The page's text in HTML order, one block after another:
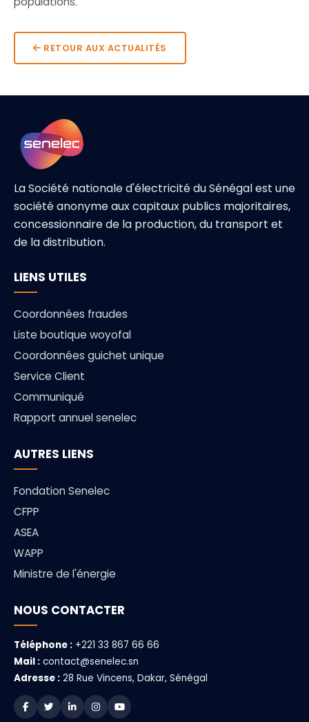
RETOUR AUX ACTUALITÉS
La Société nationale d'électricité du Sénégal est une
société anonyme aux capitaux publics majoritaires,
concessionnaire de la production, du transport et
de la distribution.
LIENS UTILES
Coordonnées fraudes
Liste boutique woyofal
Coordonnées guichet unique
Service Client
Communiqué
Rapport annuel senelec
AUTRES LIENS
Fondation Senelec
CFPP
ASEA
WAPP
Ministre de l'énergie
NOUS CONTACTER
Téléphone : +221 33 867 66 66
Mail : contact@senelec.sn
Adresse : 28 Rue Vincens, Dakar, Sénégal